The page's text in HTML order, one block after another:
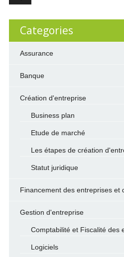
Categories
Assurance
Banque
Création d'entreprise
Business plan
Etude de marché
Les étapes de création
Statut juridique
Financement des entreprises et
Gestion d'entreprise
Comptabilité et Fiscalité des
Logiciels